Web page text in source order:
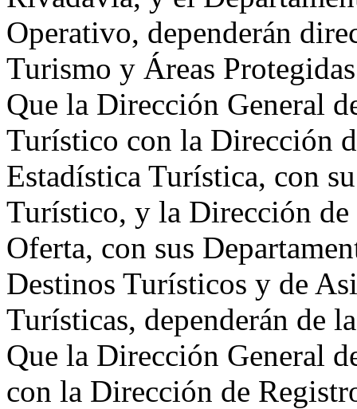
Operativo, dependerán
Turismo y Áreas
Que la Dirección General
Turístico con la Dirección
Estadística Turística, con
Turístico, y la Dirección
Oferta, con sus
Destinos Turísticos y de
Turísticas, dependerán de
Que la Dirección General
con la Dirección de